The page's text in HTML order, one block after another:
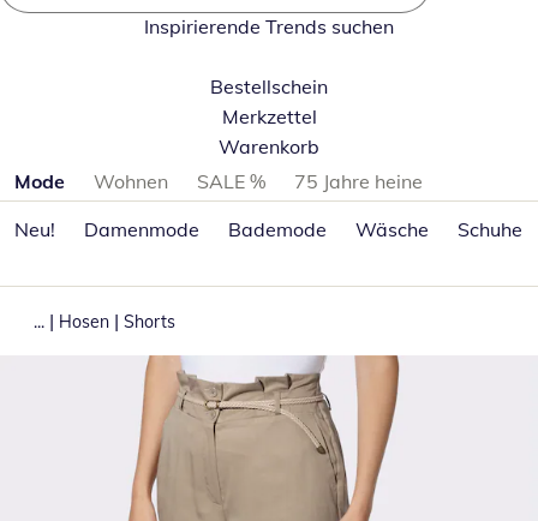
Inspirierende Trends suchen
Bestellschein
Merkzettel
Warenkorb
Produktkategorien überspringen
Mode Wohnen SALE %
75 Jahre heine
Neu!
Damenmode Bademode Wäsche Schuhe
... | Hosen | Shorts